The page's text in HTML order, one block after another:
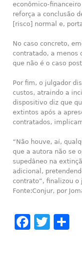
econômico-
reforça a conclusão
[risco] normal e,
No caso concreto,
contratado, a menos
que não é o caso
Por fim, o julgador
custos, atraindo a
dispositivo diz que
extintos após a
contratados,
“Não houve, aí,
que a autora não se
supedâneo na
adicional,
contrato”, finalizou o
Fonte:Conjur, por